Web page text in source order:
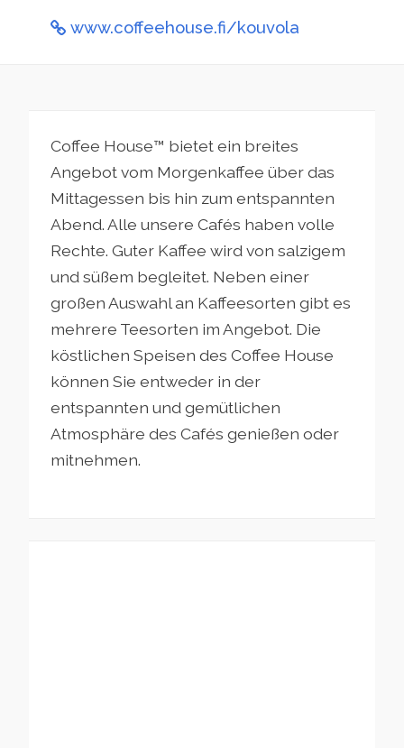
www.coffeehouse.fi/kouvola
Coffee House™ bietet ein breites
Angebot vom Morgenkaffee über das
Mittagessen bis hin zum entspannten
Abend. Alle unsere Cafés haben volle
Rechte. Guter Kaffee wird von salzigem
und süßem begleitet. Neben einer
großen Auswahl an Kaffeesorten gibt es
mehrere Teesorten im Angebot. Die
köstlichen Speisen des Coffee House
können Sie entweder in der
entspannten und gemütlichen
Atmosphäre des Cafés genießen oder
mitnehmen.